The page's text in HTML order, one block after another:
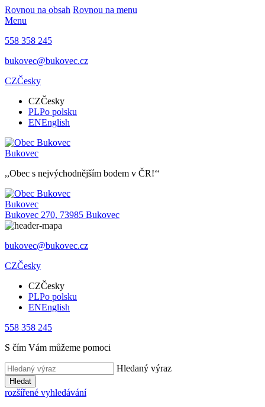
Rovnou na obsah Rovnou na menu
Menu
558 358 245
bukovec@bukovec.cz
CZČesky
CZČesky
PLPo polsku
ENEnglish
Bukovec
,,Obec s nejvýchodnějším bodem v ČR!‘‘
Bukovec
Bukovec 270, 73985 Bukovec
bukovec@bukovec.cz
CZČesky
CZČesky
PLPo polsku
ENEnglish
558 358 245
S čím Vám můžeme pomoci
Hledaný výraz
Hledat
rozšířené vyhledávání